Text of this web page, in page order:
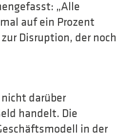
„Alle
auf ein Prozent
Disruption, der noch
darüber
handelt. Die
in der